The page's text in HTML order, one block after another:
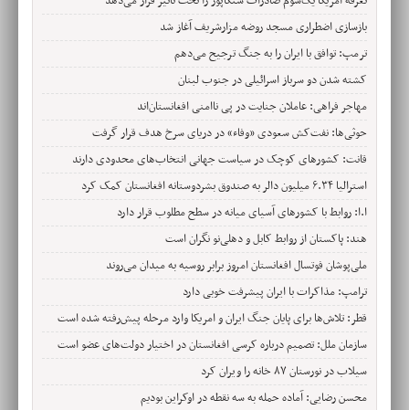
بازسازی اضطراری مسجد روضه مزارشریف آغاز شد
ترمپ: توافق با ایران را به جنگ ترجیح می‌دهم
کشته شدن دو سرباز اسرائیلی در جنوب لبنان
مهاجر فراهی: عاملان جنایت در پی ناامنی افغانستان‌اند
حوثی‌ها: نفت‌کش سعودی «وفاء» در دریای سرخ هدف قرار گرفت
قانت: کشورهای کوچک در سیاست جهانی انتخاب‌های محدودی دارند
استرالیا ۶.۳۴ میلیون دالر به صندوق بشردوستانه افغانستان کمک کرد
ا.ا: روابط با کشورهای آسیای میانه در سطح مطلوب قرار دارد
هند: پاکستان از روابط کابل و دهلی‌نو نگران است
ملی‌پوشان فوتسال افغانستان امروز برابر روسیه به میدان می‌روند
ترامپ: مذاکرات با ایران پیشرفت خوبی دارد
قطر: تلاش‌ها برای پایان جنگ ایران و امریکا وارد مرحله پیش‌رفته شده است
سازمان ملل: تصمیم درباره کرسی افغانستان در اختیار دولت‌های عضو است
سیلاب در نورستان ۸۷ خانه را ویران کرد
محسن رضایی: آماده حمله به سه نقطه در اوکراین بودیم